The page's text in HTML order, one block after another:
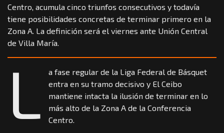
Centro, acumula cinco triunfos consecutivos y todavía
tiene posibilidades concretas de terminar primero en la
Zona A. La definición será el viernes ante Unión Central
de Villa María.
L
a fase regular de la Liga Federal de Básquet
entra en su tramo decisivo y El Ceibo
mantiene intacta la ilusión de terminar en lo
más alto de la Zona A de la Conferencia
Centro.